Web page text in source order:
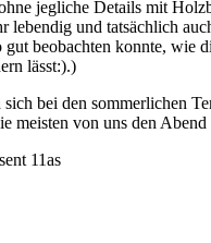
jegliche Details mit
lebendig und tatsächlich
beobachten konnte, wie
lässt:).)
sich bei den sommerlichen
meisten von uns den
11as